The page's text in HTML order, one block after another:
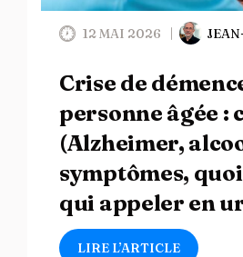
12 MAI 2026
Crise de
personne âgée :
(Alzheimer,
symptômes,
qui appeler en
LIRE L’ARTICLE